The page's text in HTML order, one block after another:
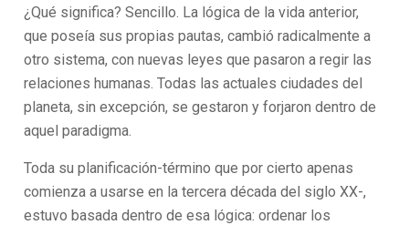
¿Qué significa? Sencillo. La lógica de la vida anterior,
que poseía sus propias pautas, cambió radicalmente a
otro sistema, con nuevas leyes que pasaron a regir las
relaciones humanas. Todas las actuales ciudades del
planeta, sin excepción, se gestaron y forjaron dentro de
aquel paradigma.
Toda su planificación-término que por cierto apenas
comienza a usarse en la tercera década del siglo XX-,
estuvo basada dentro de esa lógica: ordenar los